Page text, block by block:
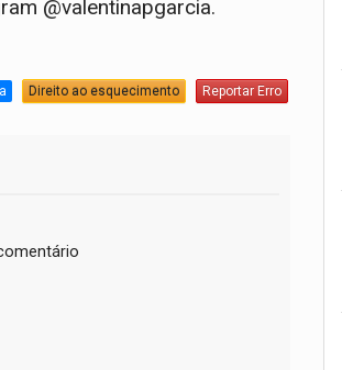
@valentinapgarcia.
Direito ao esquecimento Reportar Erro